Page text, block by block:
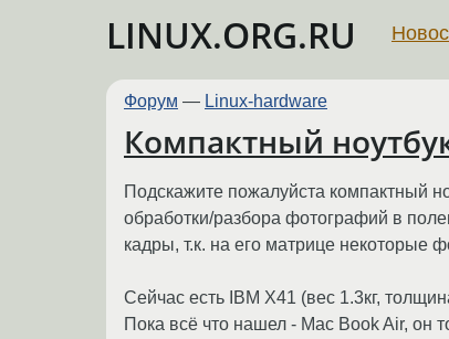
LINUX.ORG.RU
Форум — Linux-hardware
Компактный
Подскажите пожалуйста компактный
обработки/разбора фотографий в
кадры, т.к. на его матрице некоторые
Сейчас есть IBM X41 (вес 1.3кг,
Пока всё что нашел - Mac Book Air, он